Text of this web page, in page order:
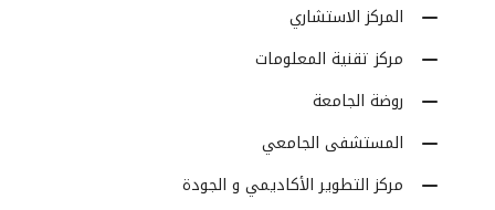
المركز الاستشاري
مركز تقنية المعلومات
روضة الجامعة
المستشفى الجامعي
مركز التطوير الأكاديمي و الجودة